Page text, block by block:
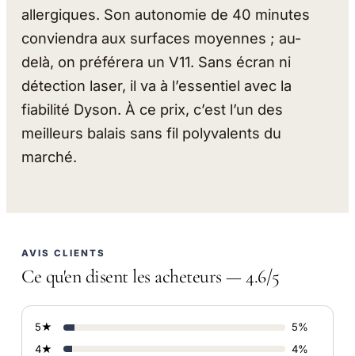
allergiques. Son autonomie de 40 minutes
conviendra aux surfaces moyennes ; au-
delà, on préférera un V11. Sans écran ni
détection laser, il va à l’essentiel avec la
fiabilité Dyson. À ce prix, c’est l’un des
meilleurs balais sans fil polyvalents du
marché.
AVIS CLIENTS
Ce qu'en disent les acheteurs — 4.6/5
5★
5%
4★
4%